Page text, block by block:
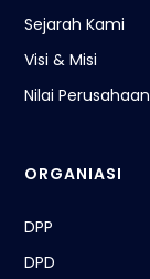
Sejarah Kami
Visi & Misi
Nilai Perusahaan
ORGANIASI
DPP
DPD